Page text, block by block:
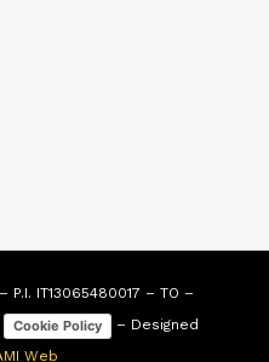
IT13065480017 – TO –
Cookie Policy
– Designed
Web